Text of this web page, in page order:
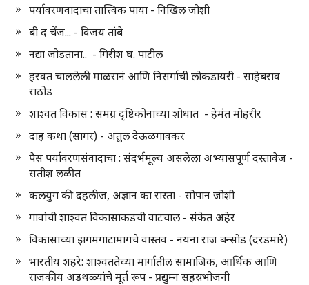
पर्यावरणवादाचा तात्त्विक पाया - निखिल जोशी
बी द चेंज... - विजय तांबे
नद्या जोडताना.. - गिरीश घ. पाटील
हरवत चाललेली माळरानं आणि निसर्गाची लोकडायरी - साहेबराव
राठोड
शाश्वत विकास : समग्र दृष्टिकोनाच्या शोधात - हेमंत मोहरीर
दाह कथा (सागर) - अतुल देऊळगावकर
पैस पर्यावरणसंवादाचा : संदर्भमूल्य असलेला अभ्यासपूर्ण दस्तावेज -
सतीश लळीत
कलयुग की दहलीज, अज्ञान का रास्ता - सोपान जोशी
गावांची शाश्वत विकासाकडची वाटचाल - संकेत अहेर
विकासाच्या झगमगाटामागचे वास्तव - नयना राज बन्सोड (दरडमारे)
भारतीय शहरे: शाश्वततेच्या मार्गातील सामाजिक, आर्थिक आणि
राजकीय अडथळ्यांचे मूर्त रूप - प्रद्युम्न सहस्रभोजनी